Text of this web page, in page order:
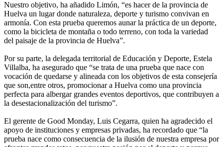
Nuestro objetivo, ha añadido Limón, “es hacer de la provincia de
Huelva un lugar donde naturaleza, deporte y turismo convivan en
armonía. Con esta prueba queremos aunar la práctica de un deporte,
como la bicicleta de montaña o todo terreno, con toda la variedad
del paisaje de la provincia de Huelva”.
Por su parte, la delegada territorial de Educación y Deporte, Estela
Villalba, ha asegurado que “se trata de una prueba que nace con
vocación de quedarse y alineada con los objetivos de esta consejería
que son,entre otros, promocionar a Huelva como una provincia
perfecta para albergar grandes eventos deportivos, que contribuyen a
la desestacionalización del turismo”.
El gerente de Good Monday, Luis Cegarra, quien ha agradecido el
apoyo de instituciones y empresas privadas, ha recordado que “la
prueba nace como consecuencia de la ilusión de nuestra empresa por